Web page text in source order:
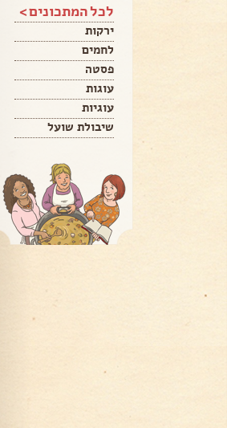
לכל המתכונים >
ירקות
לחמים
פסטה
עוגות
עוגיות
שיבולת שועל